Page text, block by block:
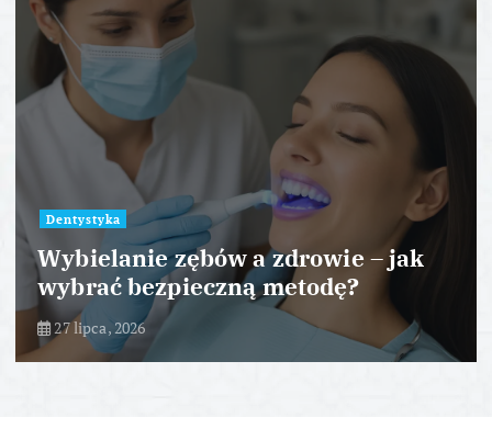
Dentystyka
Wybielanie zębów a zdrowie – jak
wybrać bezpieczną metodę?
27 lipca, 2026